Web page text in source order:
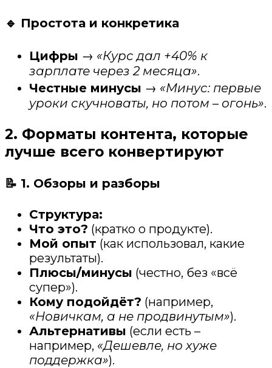
🔹 Простота и конкретика
Цифры → «Курс дал +40% к
зарплате через 2 месяца».
Честные минусы → «Минус: первые
уроки скучноваты, но потом – огонь».
2. Форматы контента, которые
лучше всего конвертируют
📝 1. Обзоры и разборы
Структура:
Что это? (кратко о продукте).
Мой опыт (как использовал, какие
результаты).
Плюсы/минусы (честно, без «всё
супер»).
Кому подойдёт? (например,
«Новичкам, а не продвинутым»).
Альтернативы (если есть –
например, «Дешевле, но хуже
поддержка»).